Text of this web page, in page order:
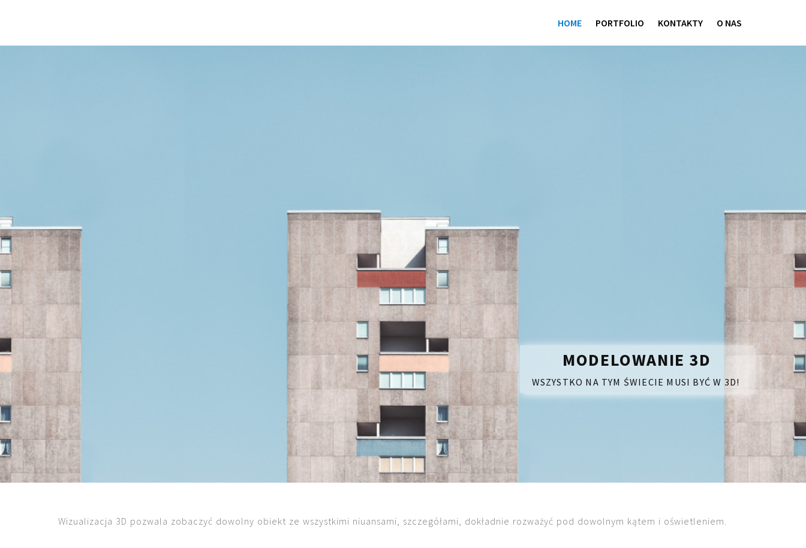
HOME PORTFOLIO KONTAKTY O NAS
MODELOWANIE 3D
WSZYSTKO NA TYM ŚWIECIE MUSI BYĆ W 3D!
Wizualizacja 3D pozwala zobaczyć dowolny obiekt ze wszystkimi niuansami, szczegółami, dokładnie rozważyć pod dowolnym kątem i oświetleniem.